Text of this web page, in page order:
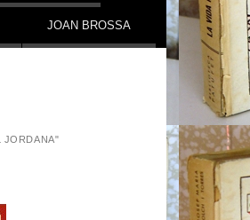
JOAN BROSSA
JORDANA"